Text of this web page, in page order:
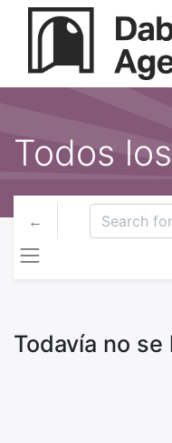
Todos
Todavía no